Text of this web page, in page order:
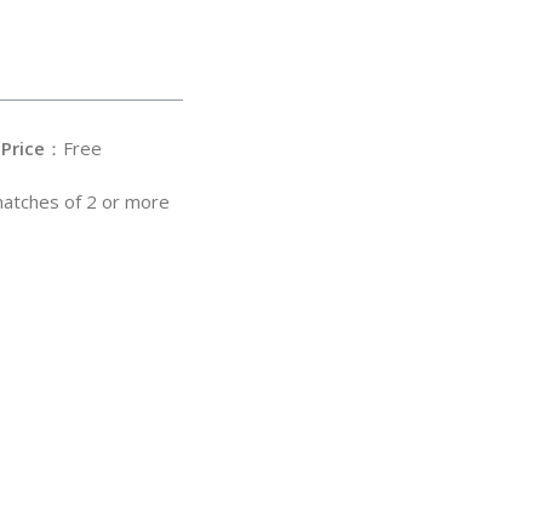
：Free
of 2 or more